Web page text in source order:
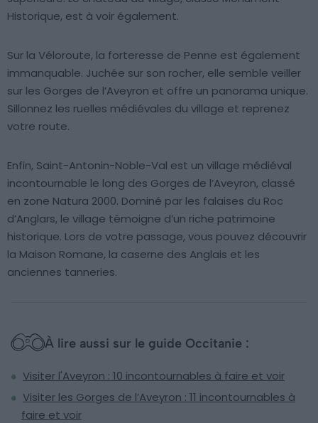
Historique, est à voir également.
Sur la Véloroute, la forteresse de Penne est également
immanquable. Juchée sur son rocher, elle semble veiller
sur les Gorges de l’Aveyron et offre un panorama unique.
Sillonnez les ruelles médiévales du village et reprenez
votre route.
Enfin, Saint-Antonin-Noble-Val est un village médiéval
incontournable le long des Gorges de l’Aveyron, classé
en zone Natura 2000. Dominé par les falaises du Roc
d’Anglars, le village témoigne d’un riche patrimoine
historique. Lors de votre passage, vous pouvez découvrir
la Maison Romane, la caserne des Anglais et les
anciennes tanneries.
À lire aussi sur le guide Occitanie :
Visiter l'Aveyron : 10 incontournables à faire et voir
Visiter les Gorges de l’Aveyron : 11 incontournables à
faire et voir